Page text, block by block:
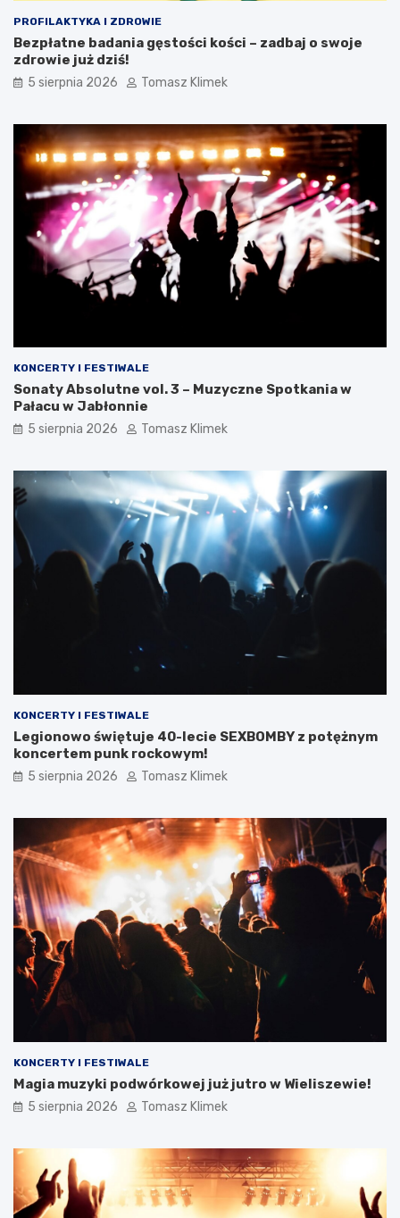
PROFILAKTYKA I ZDROWIE
Bezpłatne badania gęstości kości – zadbaj o swoje
zdrowie już dziś!
5 sierpnia 2026 Tomasz Klimek
KONCERTY I FESTIWALE
Sonaty Absolutne vol. 3 – Muzyczne Spotkania w
Pałacu w Jabłonnie
5 sierpnia 2026 Tomasz Klimek
KONCERTY I FESTIWALE
Legionowo świętuje 40-lecie SEXBOMBY z potężnym
koncertem punk rockowym!
5 sierpnia 2026 Tomasz Klimek
KONCERTY I FESTIWALE
Magia muzyki podwórkowej już jutro w Wieliszewie!
5 sierpnia 2026 Tomasz Klimek